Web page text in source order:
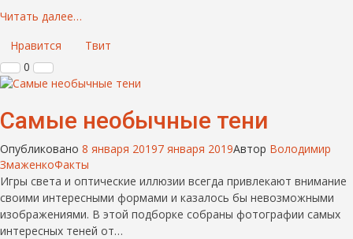
Читать далее…
Нравится
Твит
0
Самые необычные тени
Опубликовано 8 января 20197 января 2019Автор Володимир
ЗмаженкоФакты
Игры света и оптические иллюзии всегда привлекают внимание
своими интересными формами и казалось бы невозможными
изображениями. В этой подборке собраны фотографии самых
интересных теней от…